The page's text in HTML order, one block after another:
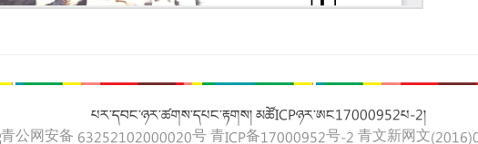
པར་དབང་ཉར་ཚགས་དཔང་རྟགས། མཚོICPཉར་ཨང17000952པ-2།